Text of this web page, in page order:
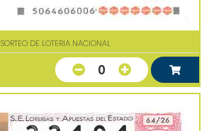
SORTEO DE LOTERIA NACIONAL
0